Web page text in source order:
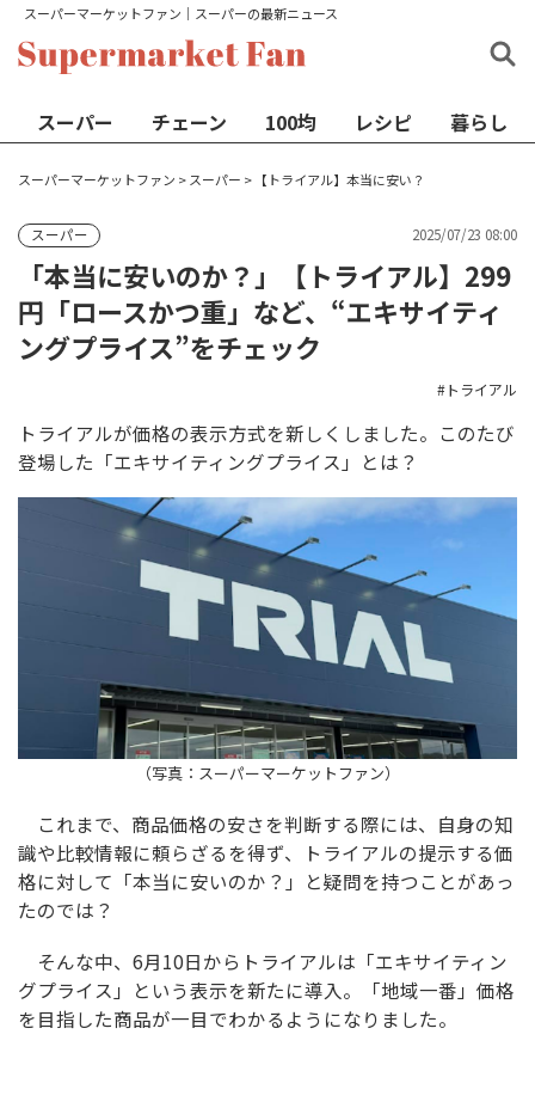
スーパーマーケットファン│スーパーの最新ニュース
スーパー チェーン 100均 レシピ 暮らし
スーパーマーケットファン > スーパー > 【トライアル】本当に安い？
スーパー 2025/07/23 08:00
「本当に安いのか？」【トライアル】299
円「ロースかつ重」など、“エキサイティ
ングプライス”をチェック
トライアル
トライアルが価格の表示方式を新しくしました。このたび
登場した「エキサイティングプライス」とは？
（写真：スーパーマーケットファン）
これまで、商品価格の安さを判断する際には、自身の知
識や比較情報に頼らざるを得ず、トライアルの提示する価
格に対して「本当に安いのか？」と疑問を持つことがあっ
たのでは？
そんな中、6月10日からトライアルは「エキサイティン
グプライス」という表示を新たに導入。「地域一番」価格
を目指した商品が一目でわかるようになりました。